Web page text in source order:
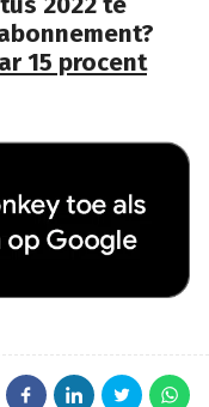
15 procent